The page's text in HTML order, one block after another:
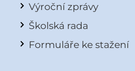
Výroční zprávy
Školská rada
Formuláře ke stažení